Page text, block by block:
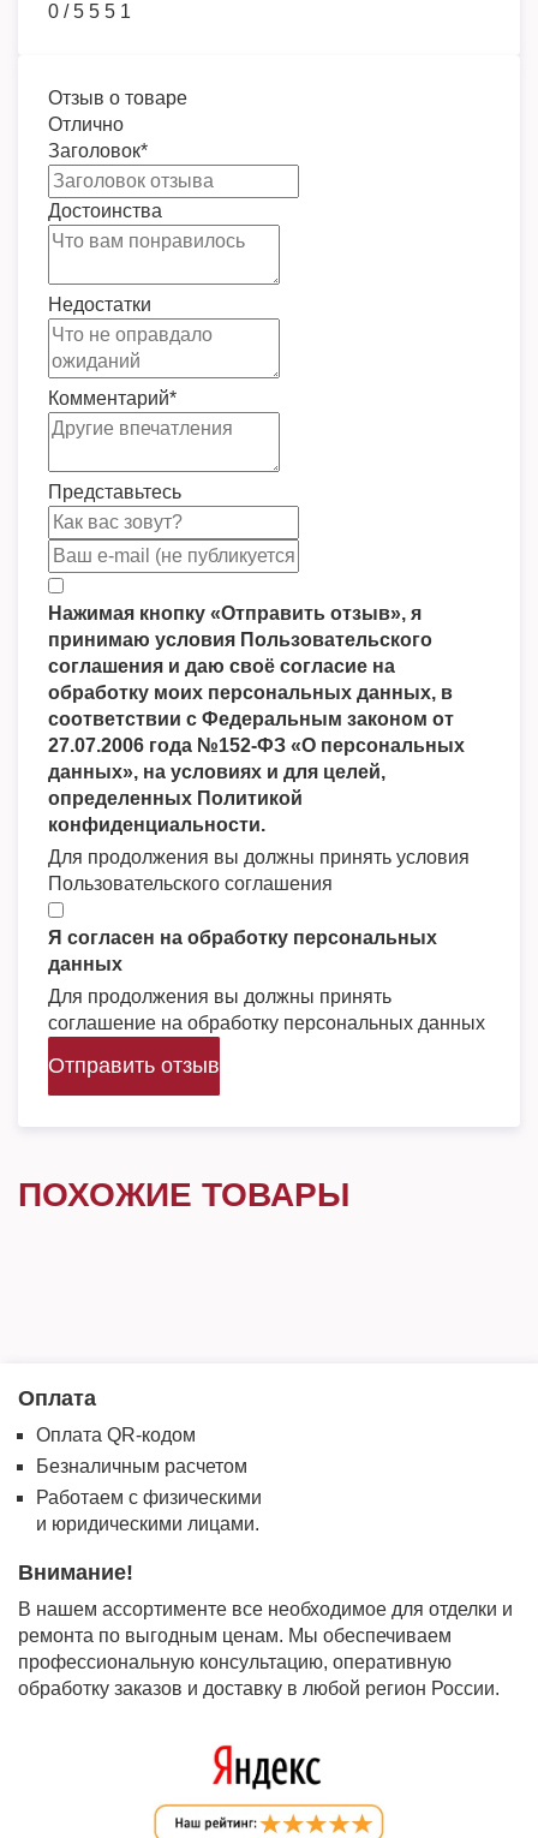
0 /5 5 5 1
Отзыв о товаре
Отлично
Заголовок*
Достоинства
Недостатки
Комментарий*
Представьтесь
Нажимая кнопку «Отправить отзыв», я
принимаю условия Пользовательского
соглашения и даю своё согласие на
обработку моих персональных данных, в
соответствии с Федеральным законом от
27.07.2006 года №152-ФЗ «О персональных
данных», на условиях и для целей,
определенных Политикой
конфиденциальности.
Для продолжения вы должны принять условия
Пользовательского соглашения
Я согласен на обработку персональных
данных
Для продолжения вы должны принять
соглашение на обработку персональных данных
Отправить отзыв
ПОХОЖИЕ ТОВАРЫ
Оплата
Оплата QR-кодом
Безналичным расчетом
Работаем с физическими
и юридическими лицами.
Внимание!
В нашем ассортименте все необходимое для отделки и
ремонта по выгодным ценам. Мы обеспечиваем
профессиональную консультацию, оперативную
обработку заказов и доставку в любой регион России.